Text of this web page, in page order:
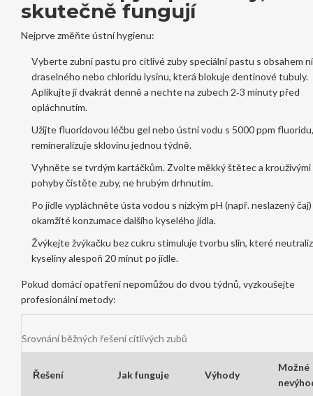
skutečně fungují
Nejprve změňte ústní hygienu:
Vybertezubní pastu pro citlivé zuby speciální pastu s obsahem
draselného nebo chloridu lysinu, která blokuje dentinové tubuly.
Aplikujte ji dvakrát denně a nechte na zubech 2‑3 minuty před
opláchnutím.
Užijtefluoridovou léčbu gel nebo ústní vodu s 5000 ppm
remineralizuje sklovinu jednou týdně.
Vyhněte se tvrdým kartáčkům. Zvolte měkký štětec a krouživými
pohyby čistěte zuby, ne hrubým drhnutím.
Po jídle vypláchněte ústa vodou s nízkým pH (např. neslazený
okamžité konzumace dalšího kyselého jídla.
Žvýkejtežvýkačku bez cukru stimuluje tvorbu slin, které
kyselinyalespoň 20 minut po jídle.
Pokud domácí opatření nepomůžou do dvou týdnů, vyzkoušejte
profesionální metody:
Srovnání běžných řešení citlivých zubů
Řešení Jak funguje Výhody
Možné